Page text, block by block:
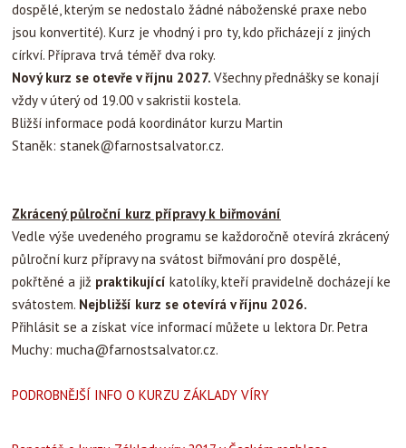
dospělé, kterým se nedostalo žádné náboženské praxe nebo
jsou konvertité). Kurz je vhodný i pro ty, kdo přicházejí z jiných
církví. Příprava trvá téměř dva roky.
Nový kurz se otevře v říjnu 2027. Všechny přednášky se konají
vždy v úterý od 19.00 v sakristii kostela.
Bližší informace podá koordinátor kurzu Martin
Staněk: stanek@farnostsalvator.cz.
Zkrácený půlroční kurz přípravy k biřmování
Vedle výše uvedeného programu se každoročně otevírá zkrácený
půlroční kurz přípravy na svátost biřmování pro dospělé,
pokřtěné a již praktikující katolíky, kteří pravidelně docházejí ke
svátostem. Nejbližší kurz se otevírá v říjnu 2026.
Přihlásit se a získat více informací můžete u lektora Dr. Petra
Muchy: mucha@farnostsalvator.cz.
PODROBNĚJŠÍ INFO O KURZU ZÁKLADY VÍRY